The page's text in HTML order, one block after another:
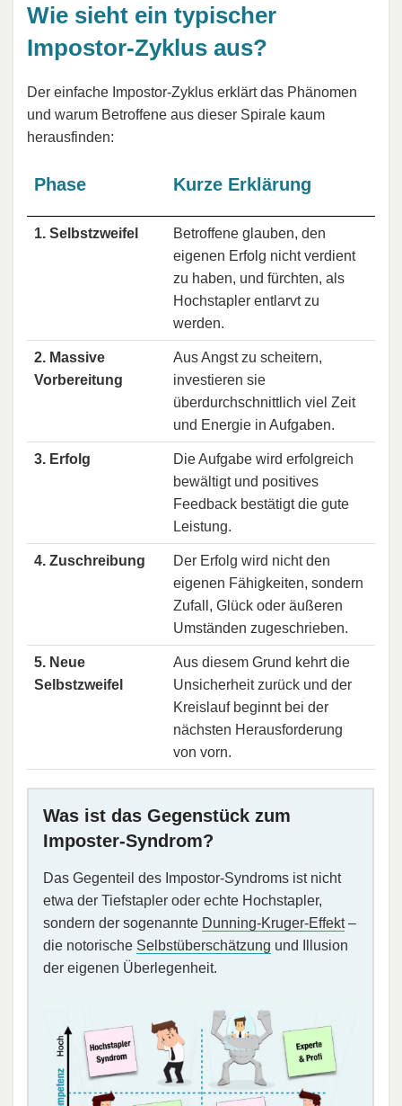
Wie sieht ein typischer
Impostor-Zyklus aus?
Der einfache Impostor-Zyklus erklärt das Phänomen
und warum Betroffene aus dieser Spirale kaum
herausfinden:
Phase Kurze Erklärung
1. Selbstzweifel
Betroffene glauben, den
eigenen Erfolg nicht verdient
zu haben, und fürchten, als
Hochstapler entlarvt zu
werden.
2. Massive
Vorbereitung
Aus Angst zu scheitern,
investieren sie
überdurchschnittlich viel Zeit
und Energie in Aufgaben.
3. Erfolg
Die Aufgabe wird erfolgreich
bewältigt und positives
Feedback bestätigt die gute
Leistung.
4. Zuschreibung
Der Erfolg wird nicht den
eigenen Fähigkeiten, sondern
Zufall, Glück oder äußeren
Umständen zugeschrieben.
5. Neue
Selbstzweifel
Aus diesem Grund kehrt die
Unsicherheit zurück und der
Kreislauf beginnt bei der
nächsten Herausforderung
von vorn.
Was ist das Gegenstück zum
Imposter-Syndrom?
Das Gegenteil des Impostor-Syndroms ist nicht
etwa der Tiefstapler oder echte Hochstapler,
sondern der sogenannte Dunning-Kruger-Effekt–
die notorische Selbstüberschätzung und Illusion
der eigenen Überlegenheit.